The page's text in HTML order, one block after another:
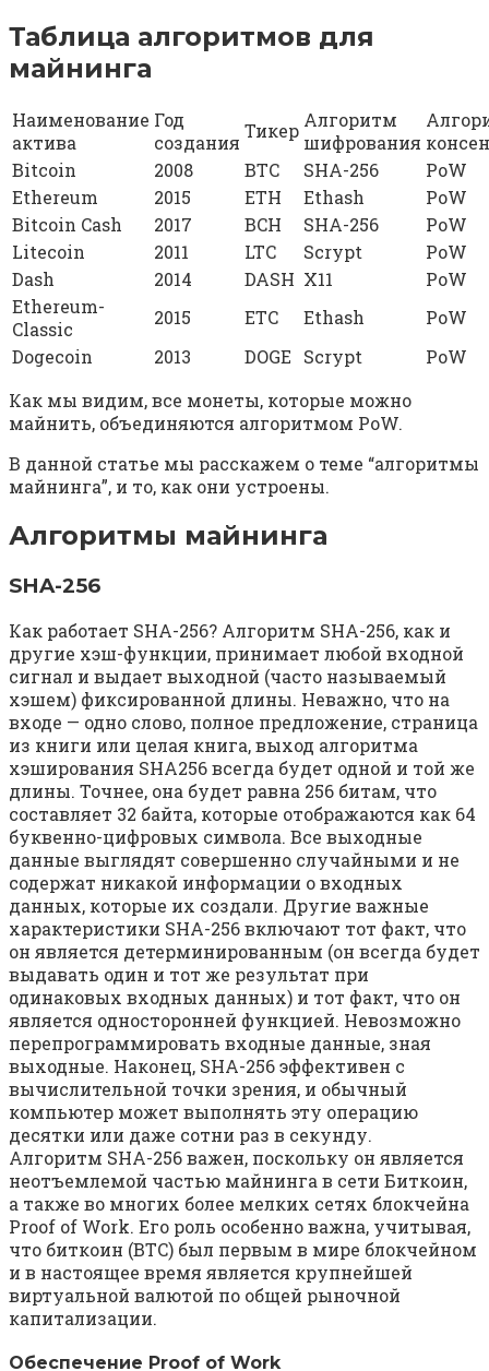
Таблица алгоритмов для
майнинга
Наименование
актива
Год
создания
Тикер Алгоритм
шифрования
Bitcoin
2008 BTC SHA-256
PoW
Ethereum
2015 ETH Ethash
PoW
Bitcoin Cash
2017 BCH SHA-256
PoW
Litecoin
2011 LTC Scrypt
PoW
Dash
2014 DASH X11
PoW
Ethereum-
Classic
2015 ETC Ethash
PoW
Dogecoin
2013 DOGE Scrypt
PoW
Как мы видим, все монеты, которые можно
майнить, объединяются алгоритмом PoW.
В данной статье мы расскажем о теме “алгоритмы
майнинга”, и то, как они устроены.
Алгоритмы майнинга
SHA-256
Как работает SHA-256? Алгоритм SHA-256, как и
другие хэш-функции, принимает любой входной
сигнал и выдает выходной (часто называемый
хэшем) фиксированной длины. Неважно, что на
входе — одно слово, полное предложение, страница
из книги или целая книга, выход алгоритма
хэширования SHA256 всегда будет одной и той же
длины. Точнее, она будет равна 256 битам, что
составляет 32 байта, которые отображаются как 64
буквенно-цифровых символа. Все выходные
данные выглядят совершенно случайными и не
содержат никакой информации о входных
данных, которые их создали. Другие важные
характеристики SHA-256 включают тот факт, что
он является детерминированным (он всегда будет
выдавать один и тот же результат при
одинаковых входных данных) и тот факт, что он
является односторонней функцией. Невозможно
перепрограммировать входные данные, зная
выходные. Наконец, SHA-256 эффективен с
вычислительной точки зрения, и обычный
компьютер может выполнять эту операцию
десятки или даже сотни раз в секунду.
Алгоритм SHA-256 важен, поскольку он является
неотъемлемой частью майнинга в сети Биткоин,
а также во многих более мелких сетях блокчейна
Proof of Work. Его роль особенно важна, учитывая,
что биткоин (BTC) был первым в мире блокчейном
и в настоящее время является крупнейшей
виртуальной валютой по общей рыночной
капитализации.
Обеспечение Proof of Work